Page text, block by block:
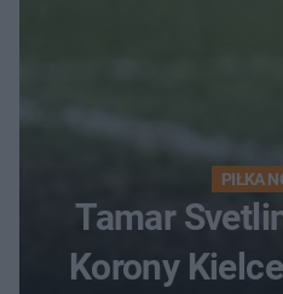
PIŁKA
Tamar
Korony